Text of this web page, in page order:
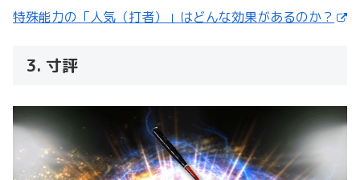
特殊能力の「人気（打者）」はどんな効果があるのか？
3. 寸評